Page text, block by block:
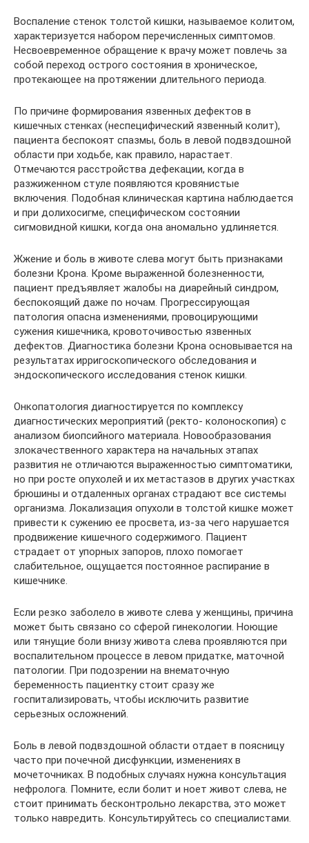
Воспаление стенок толстой кишки, называемое колитом,
характеризуется набором перечисленных симптомов.
Несвоевременное обращение к врачу может повлечь за
собой переход острого состояния в хроническое,
протекающее на протяжении длительного периода.
По причине формирования язвенных дефектов в
кишечных стенках (неспецифический язвенный колит),
пациента беспокоят спазмы, боль в левой подвздошной
области при ходьбе, как правило, нарастает.
Отмечаются расстройства дефекации, когда в
разжиженном стуле появляются кровянистые
включения. Подобная клиническая картина наблюдается
и при долихосигме, специфическом состоянии
сигмовидной кишки, когда она аномально удлиняется.
Жжение и боль в животе слева могут быть признаками
болезни Крона. Кроме выраженной болезненности,
пациент предъявляет жалобы на диарейный синдром,
беспокоящий даже по ночам. Прогрессирующая
патология опасна изменениями, провоцирующими
сужения кишечника, кровоточивостью язвенных
дефектов. Диагностика болезни Крона основывается на
результатах ирригоскопического обследования и
эндоскопического исследования стенок кишки.
Онкопатология диагностируется по комплексу
диагностических мероприятий (ректо- колоноскопия) с
анализом биопсийного материала. Новообразования
злокачественного характера на начальных этапах
развития не отличаются выраженностью симптоматики,
но при росте опухолей и их метастазов в других участках
брюшины и отдаленных органах страдают все системы
организма. Локализация опухоли в толстой кишке может
привести к сужению ее просвета, из-за чего нарушается
продвижение кишечного содержимого. Пациент
страдает от упорных запоров, плохо помогает
слабительное, ощущается постоянное распирание в
кишечнике.
Если резко заболело в животе слева у женщины, причина
может быть связано со сферой гинекологии. Ноющие
или тянущие боли внизу живота слева проявляются при
воспалительном процессе в левом придатке, маточной
патологии. При подозрении на внематочную
беременность пациентку стоит сразу же
госпитализировать, чтобы исключить развитие
серьезных осложнений.
Боль в левой подвздошной области отдает в поясницу
часто при почечной дисфункции, изменениях в
мочеточниках. В подобных случаях нужна консультация
нефролога. Помните, если болит и ноет живот слева, не
стоит принимать бесконтрольно лекарства, это может
только навредить. Консультируйтесь со специалистами.